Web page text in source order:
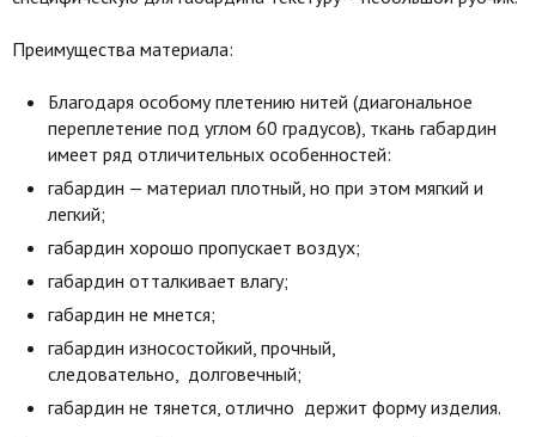
Преимущества материала:
Благодаря особому плетению нитей (диагональное
переплетение под углом 60 градусов), ткань габардин
имеет ряд отличительных особенностей:
габардин — материал плотный, но при этом мягкий и
легкий;
габардин хорошо пропускает воздух;
габардин отталкивает влагу;
габардин не мнется;
габардин износостойкий, прочный,
следовательно, долговечный;
габардин не тянется, отлично держит форму изделия.